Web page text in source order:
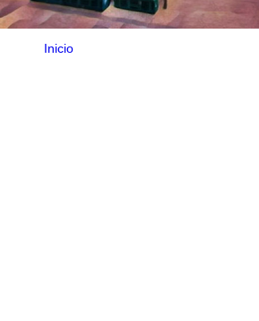
Inicio